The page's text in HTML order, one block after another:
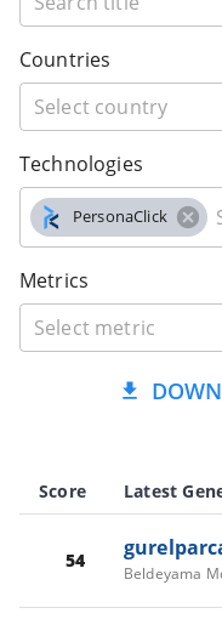
Countries
Technologies
PersonaClick
Metrics
Score Latest
54